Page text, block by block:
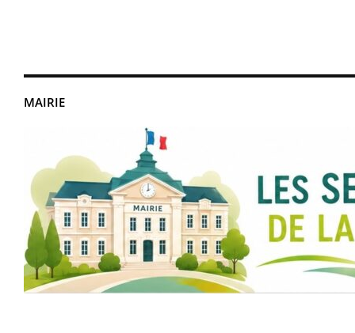
MAIRIE